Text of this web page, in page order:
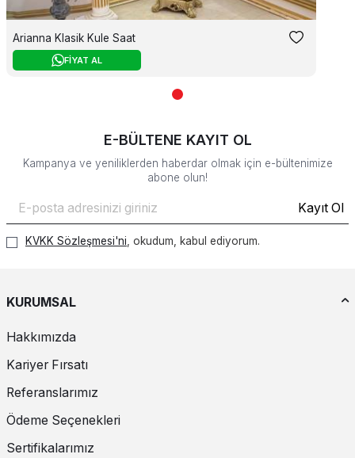
Arianna Klasik Kule Saat
FİYAT AL
E-BÜLTENE KAYIT OL
Kampanya ve yeniliklerden haberdar olmak için e-bültenimize
abone olun!
Kayıt Ol
KVKK Sözleşmesi'ni, okudum, kabul ediyorum.
KURUMSAL
Hakkımızda
Kariyer Fırsatı
Referanslarımız
Ödeme Seçenekleri
Sertifikalarımız